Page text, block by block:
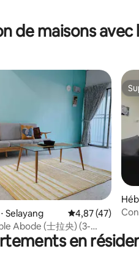
de maisons
de 90 commentaires : 4,92
Selayang Évaluation
4,87 (47)
Abode (士拉央) (3-
wifi)
en